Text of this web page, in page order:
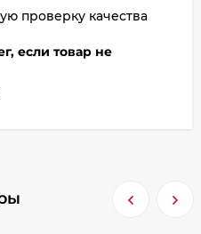
проверку качества
если товар не